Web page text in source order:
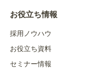
お役立ち情報
採用ノウハウ
お役立ち資料
セミナー情報